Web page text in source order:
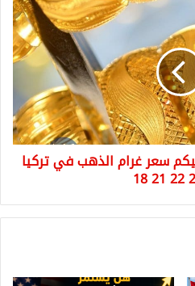
سعر غرام الذهب في تركيا